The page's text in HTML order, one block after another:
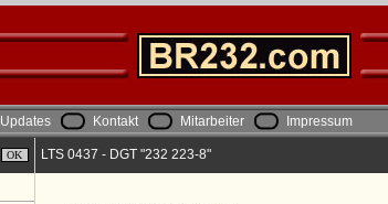
Updates Kontakt Mitarbeiter Impressum
LTS 0437 - DGT "232 223-8"